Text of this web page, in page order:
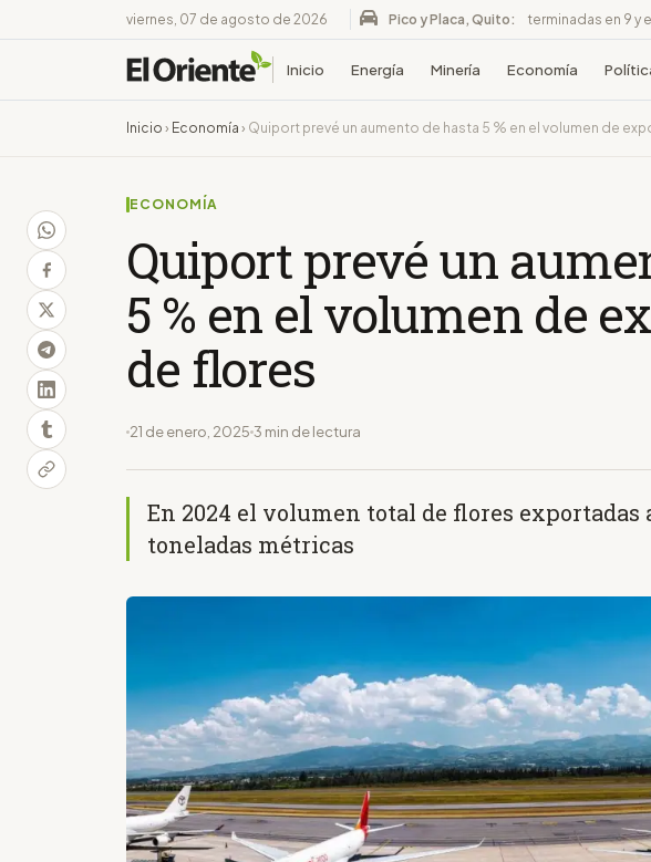
viernes, 07 de agosto de 2026 Pico y Placa, Quito: terminadas en 9 y
Inicio Energía Minería Economía
Inicio › Economía › Quiport prevé un aumento de hasta 5 % en el volumen de
ECONOMÍA
Quiport prevé un
5 % en el volumen de
de flores
21 de enero, 2025 3 min de lectura
En 2024 el volumen total de flores exportadas
toneladas métricas